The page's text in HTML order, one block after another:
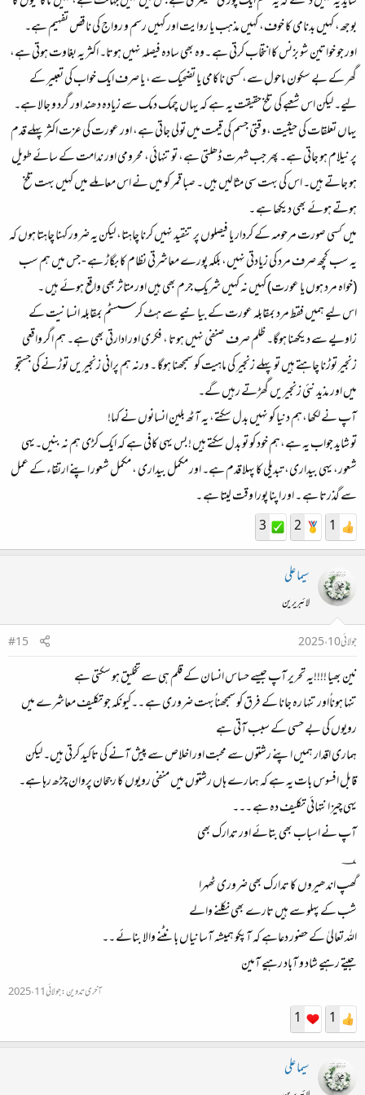
بوجھ، کہیں بدنامی کا خوف، کہیں مذہب یا روایت اور کہیں رسم و رواج کی ناقص تفہیم ہے۔
اور جو خواتین شو بزنس کا انتخاب کرتی ہے ۔وہ بھی سادہ فیصلہ نہیں ہوتا۔ اکثر یہ بغاوت ہوتی ہے،
گھر کے بے سکون ماحول سے، کسی ناکامی یا تضحیک سے، یا صرف ایک خواب کی تعبیر کے
لیے۔ لیکن اس شعبے کی تلخ حقیقت یہ ہے کہ یہاںچمک دمک سے زیادہ دھند اور گرد و جالا ہے۔
یہاں تعلقات کی حیثیت ،وقتی جسم کی قیمت میں تولی جاتی ہے، اور عورت کی عزت اکثر پہلے قدم
پر نیلام ہو جاتی ہے۔ پھر جب شہرت ڈھلتی ہے، تو تنہائی، محرومی اور ندامت کے سائے طویل
ہو جاتے ہیں۔ اس کی بہت سی مثالیں ہیں ۔ صبا قمر کو میں نے اس معاملے میں کہیں بہت تلخ
ہوتے ہوئے بھی دیکھا ہے ۔
میں کسی صورت مرحومہ کے کردار یا فیصلوں پر تنقید نہیں کرنا چاہتا، لیکن یہ ضرور کہنا چاہتا ہوں کہ
یہ سب کچھ صرف مرد کی زیادتی نہیں، بلکہ پورے معاشرتی نظام کا بگاڑ ہے - جس میں ہم سب
(خواہ مرد ہوں یا عورت) کہیں نہ کہیں شریکِ جرم بھی ہیں اور متاثر بھی واقع ہوئے ہیں ۔
اس لیے ہمیں فقط مرد بمقابلہ عورت کے بیانیے سے ہٹ کرسسٹم بمقابلہ انسانیتکے
زاویے سے دیکھنا ہوگا۔ ظلم صرف صنفی نہیں ہوتا ، فکری اور ادارتی بھی ہے۔ ہم اگر واقعی
زنجیر توڑنا چاہتے ہیں تو پہلے زنجیر کیماہیتکو سمجھنا ہوگا ۔ ورنہ ہم پرانی زنجیریں توڑنے کی جستجو
میں اور مذید نئی زنجیریں گھڑتے رہیں گے۔
آپ نے لکھا،ہم دنیا کو نہیں بدل سکتے، یہ آٹھ بلین انسانوں نے کہا!
تو شاید جواب یہ ہے،ہم خود کو تو بدل سکتے ہیں ! بس یہی کافی ہے کہ ایک کڑی ہم نہ بنیں۔یہی
شعور، یہی بیداری، تبدیلی کا پہلا قدم ہے۔ اور مکمل بیداری ، مکمل شعور اپنے ارتقاء کے عمل
سے گذرتا ہے ۔ اور اپنا پورا وقت لیتا ہے ۔
1
2
3
سیما علی
لائبریرین
جولائی 10، 2025
#15
نین بھیا !!!!یہ تحریر آپ جیسے حساس انسان کے قلم ہی سے تخلیق ہو سکتی ہے
تنہا ہوناُاور تنہا رہ جانا کے فرق کو سمجھناُبہت ضروری ہے ۔۔کیونکہ جو تکلیف معاشرے میں
رویوں کی بے حسی کے سبب آتی ہے
ہماری اقدار ہمیں اپنے رشتوں سے محبت اور اخلاص سے پیش آنے کی تاکید کرتی ہیں۔ لیکن
قابل افسوس بات یہ ہے کہ ہمارے ہاں رشتوں میں منفی رویوں کا رجحان پروان چڑھ رہا ہے۔
یہی چیز انتہائی تکلیف دہ ہے ۔۔۔
آپ نے اسباب بھی بتائے اور تدارک بھی
؀
گھپ اندھیروں کا تدارک بھی ضروری ٹھہرا
شب کے پہلو سے ہیں تارے بھی نکلنے والے
اللہ تعالیٰ کے حضور دعاہے کہ آپکو ہمیشہ آسانیاں بانٹنے والا بنائے ۔۔
جیتے رہیے شاد و آباد رہیے آمین
آخری تدوین:جولائی 11، 2025
1
1
سیما علی